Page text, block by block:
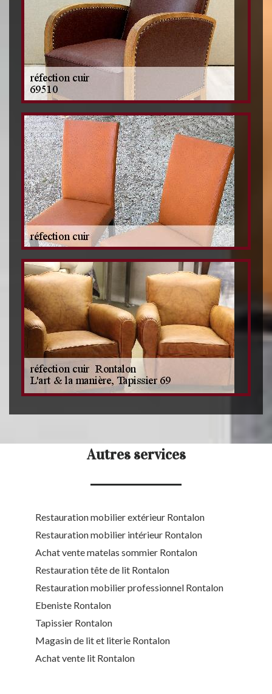
Autres services
Restauration mobilier extérieur Rontalon
Restauration mobilier intérieur Rontalon
Achat vente matelas sommier Rontalon
Restauration tête de lit Rontalon
Restauration mobilier professionnel Rontalon
Ebeniste Rontalon
Tapissier Rontalon
Magasin de lit et literie Rontalon
Achat vente lit Rontalon